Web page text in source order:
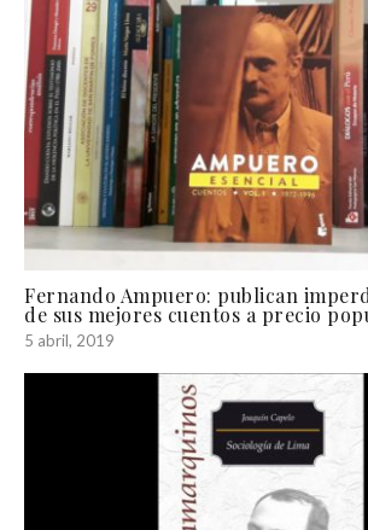
Fernando Ampuero: publican
de sus mejores cuentos a precio
5 abril, 2019